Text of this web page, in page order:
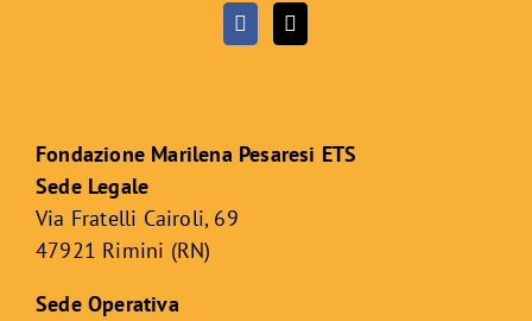
Fondazione Marilena Pesaresi ETS
Sede Legale
Via Fratelli Cairoli, 69
47921 Rimini (RN)
Sede Operativa